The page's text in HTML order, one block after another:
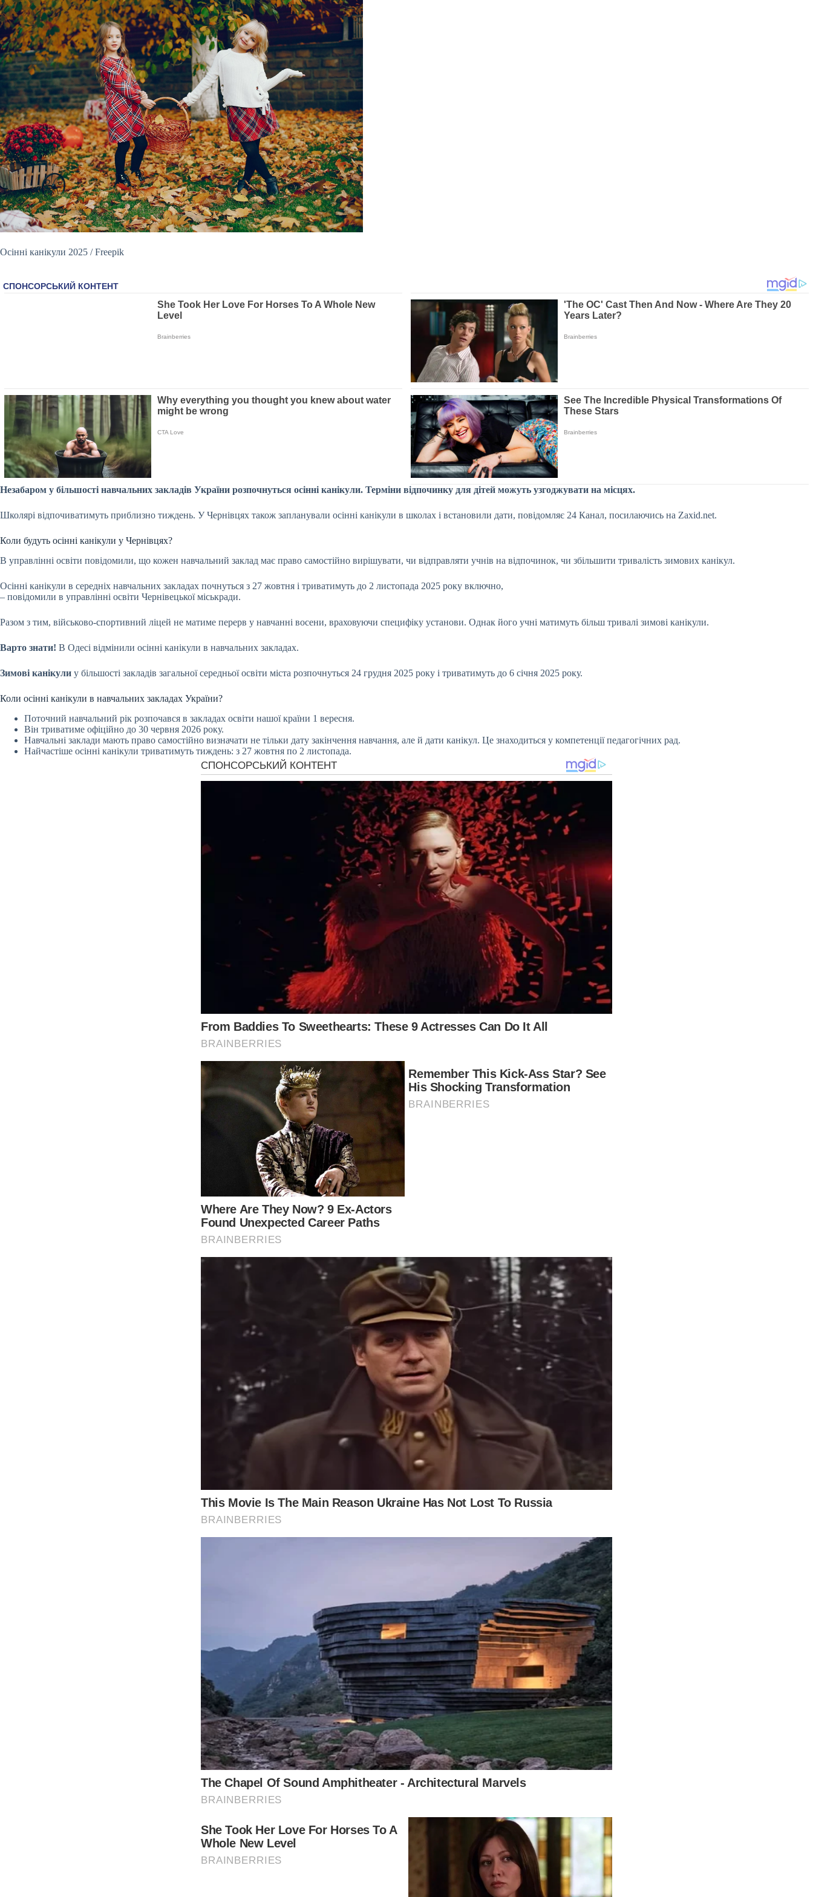
Осінні канікули 2025 / Freepik
Незабаром у більшості навчальних закладів України розпочнуться осінні канікули. Терміни відпочинку для дітей можуть узгоджувати на місцях.
Школярі відпочиватимуть приблизно тиждень. У Чернівцях також запланували осінні канікули в школах і встановили дати, повідомляє 24 Канал, посилаючись на Zaxid.net.
Коли будуть осінні канікули у Чернівцях?
В управлінні освіти повідомили, що кожен навчальний заклад має право самостійно вирішувати, чи відправляти учнів на відпочинок, чи збільшити тривалість зимових канікул.
Осінні канікули в середніх навчальних закладах почнуться з 27 жовтня і триватимуть до 2 листопада 2025 року включно,
– повідомили в управлінні освіти Чернівецької міськради.
Разом з тим, військово-спортивний ліцей не матиме перерв у навчанні восени, враховуючи специфіку установи. Однак його учні матимуть більш тривалі зимові канікули.
Варто знати! В Одесі відмінили осінні канікули в навчальних закладах.
Зимові канікули у більшості закладів загальної середньої освіти міста розпочнуться 24 грудня 2025 року і триватимуть до 6 січня 2025 року.
Коли осінні канікули в навчальних закладах України?
Поточний навчальний рік розпочався в закладах освіти нашої країни 1 вересня.
Він триватиме офіційно до 30 червня 2026 року.
Навчальні заклади мають право самостійно визначати не тільки дату закінчення навчання, але й дати канікул. Це знаходиться у компетенції педагогічних рад.
Найчастіше осінні канікули триватимуть тиждень: з 27 жовтня по 2 листопада.